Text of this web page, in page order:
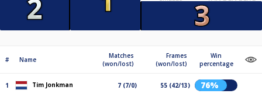
# Name
Matches
(won/lost)
Frames
(won/lost)
Win
percentage
1 Tim Jonkman 7 (7/0) 55 (42/13) 76%